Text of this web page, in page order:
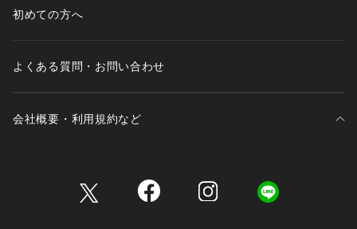
初めての方へ
よくある質問・お問い合わせ
会社概要・利用規約など